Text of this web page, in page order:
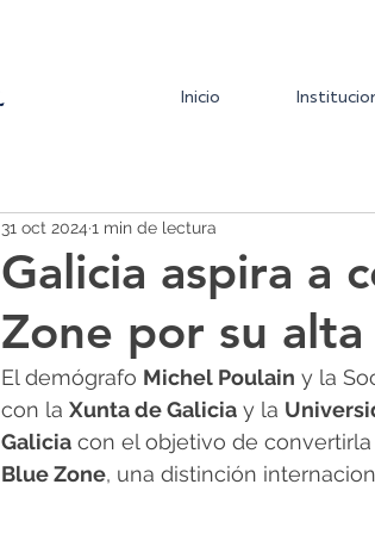
Inicio
Galicia aspira a
Zone por su
31 oct 2024 1 min de lectura
El demógrafo Michel Poulain y la
con la Xunta de Galicia y la
Galicia con el objetivo de
Blue Zone, una distinción